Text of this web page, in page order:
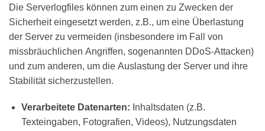
Die Serverlogfiles können zum einen zu Zwecken der
Sicherheit eingesetzt werden, z.B., um eine Überlastung
der Server zu vermeiden (insbesondere im Fall von
missbräuchlichen Angriffen, sogenannten DDoS-Attacken)
und zum anderen, um die Auslastung der Server und ihre
Stabilität sicherzustellen.
Verarbeitete Datenarten: Inhaltsdaten (z.B.
Texteingaben, Fotografien, Videos), Nutzungsdaten